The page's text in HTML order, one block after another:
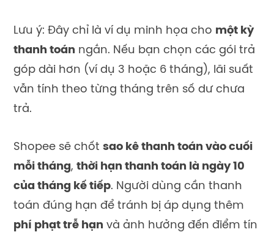
Lưu ý: Đây chỉ là ví dụ minh họa cho một kỳ
thanh toán ngắn. Nếu bạn chọn các gói trả
góp dài hơn (ví dụ 3 hoặc 6 tháng), lãi suất
vẫn tính theo từng tháng trên số dư chưa
trả.
Shopee sẽ chốt sao kê thanh toán vào cuối
mỗi tháng, thời hạn thanh toán là ngày 10
của tháng kế tiếp. Người dùng cần thanh
toán đúng hạn để tránh bị áp dụng thêm
phí phạt trễ hạn và ảnh hưởng đến điểm tín